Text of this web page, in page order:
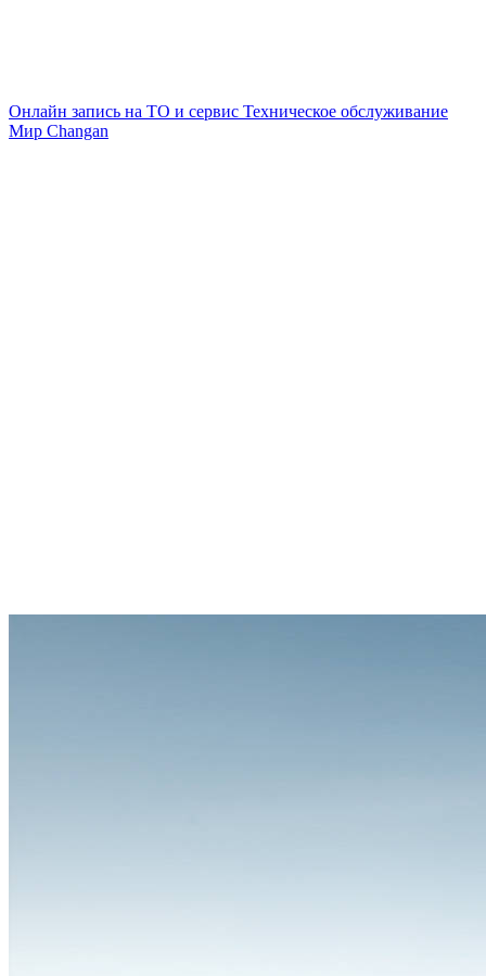
Онлайн запись на ТО и сервис Техническое обслуживание
Мир Changan